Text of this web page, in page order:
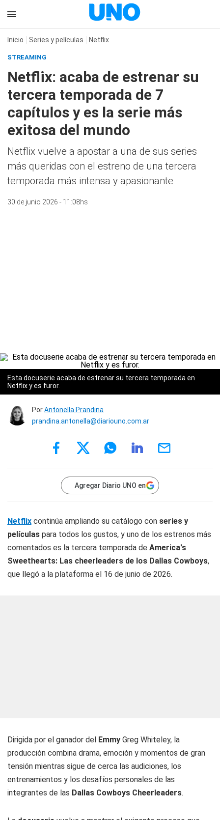
Inicio Series y películas Netflix
STREAMING
Netflix: acaba de estrenar su
tercera temporada de 7
capítulos y es la serie más
exitosa del mundo
Netflix vuelve a apostar a una de sus series
más queridas con el estreno de una tercera
temporada más intensa y apasionante
30 de junio 2026 - 11:08hs
Esta docuserie acaba de estrenar su tercera temporada en
Netflix y es furor.
PorAntonella Prandina
prandina.antonella@diariouno.com.ar
Agregar Diario UNO en
Netflix continúa ampliando su catálogo con series y
películas para todos los gustos, y uno de los estrenos más
comentados es la tercera temporada de America's
Sweethearts: Las cheerleaders de los Dallas Cowboys,
que llegó a la plataforma el 16 de junio de 2026.
Dirigida por el ganador del Emmy Greg Whiteley, la
producción combina drama, emoción y momentos de gran
tensión mientras sigue de cerca las audiciones, los
entrenamientos y los desafíos personales de las
integrantes de las Dallas Cowboys Cheerleaders.